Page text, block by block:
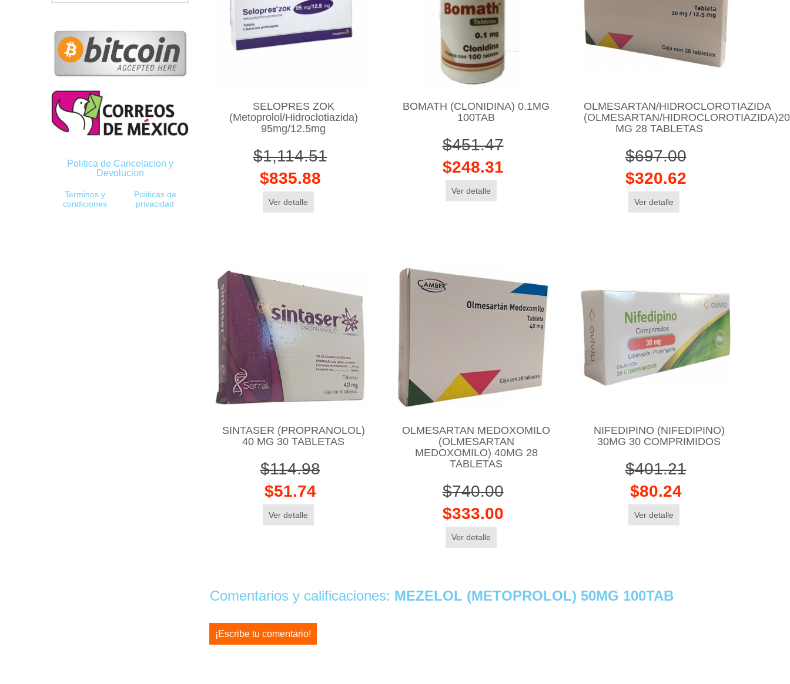
Politica de Cancelacion y
Devolucion
Terminos y
condiciones
Politicas de
privacidad
SELOPRES ZOK
(Metoprolol/Hidroclotiazida)
95mg/12.5mg
$1,114.51
$835.88
Ver detalle
BOMATH (CLONIDINA) 0.1MG
100TAB
$451.47
$248.31
Ver detalle
OLMESARTAN/HIDROCLOROTIAZIDA
(OLMESARTAN/HIDROCLOROTIAZIDA)20
MG 28 TABLETAS
$697.00
$320.62
Ver detalle
SINTASER (PROPRANOLOL)
40 MG 30 TABLETAS
$114.98
$51.74
Ver detalle
OLMESARTAN MEDOXOMILO
(OLMESARTAN
MEDOXOMILO) 40MG 28
TABLETAS
$740.00
$333.00
Ver detalle
NIFEDIPINO (NIFEDIPINO)
30MG 30 COMPRIMIDOS
$401.21
$80.24
Ver detalle
Comentarios y calificaciones: MEZELOL (METOPROLOL) 50MG 100TAB
¡Escribe tu comentario!